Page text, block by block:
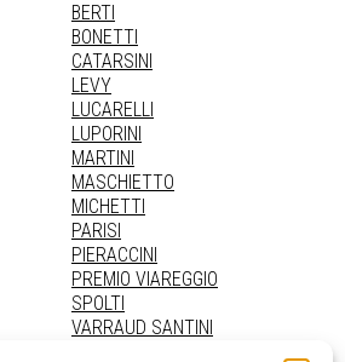
BERTI
BONETTI
CATARSINI
LEVY
LUCARELLI
LUPORINI
MARTINI
MASCHIETTO
MICHETTI
PARISI
PIERACCINI
PREMIO VIAREGGIO
SPOLTI
VARRAUD SANTINI